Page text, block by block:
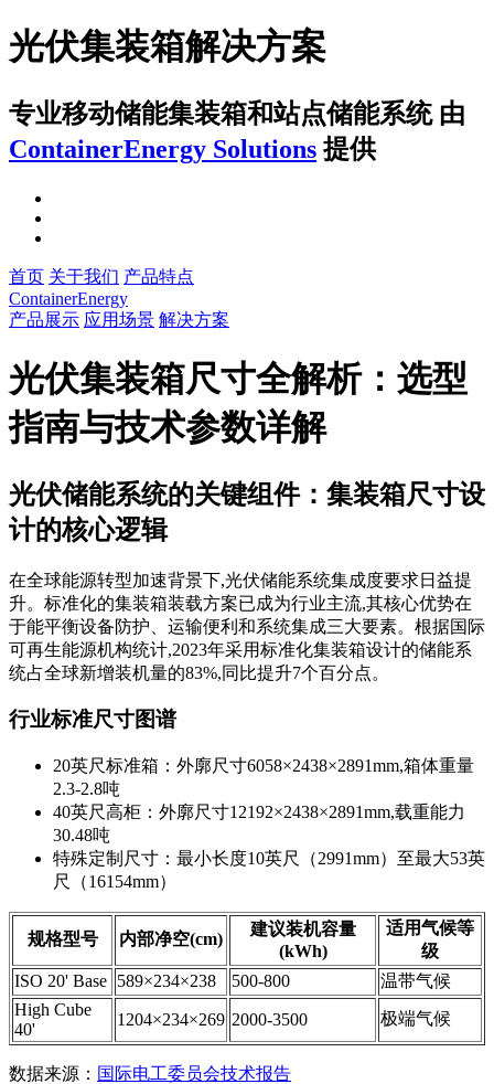
光伏集装箱解决方案
专业移动储能集装箱和站点储能系统 由
ContainerEnergy Solutions 提供
首页 关于我们 产品特点
ContainerEnergy
产品展示 应用场景 解决方案
光伏集装箱尺寸全解析：选型
指南与技术参数详解
光伏储能系统的关键组件：集装箱尺寸设
计的核心逻辑
在全球能源转型加速背景下,光伏储能系统集成度要求日益提
升。标准化的集装箱装载方案已成为行业主流,其核心优势在
于能平衡设备防护、运输便利和系统集成三大要素。根据国际
可再生能源机构统计,2023年采用标准化集装箱设计的储能系
统占全球新增装机量的83%,同比提升7个百分点。
行业标准尺寸图谱
20英尺标准箱：外廓尺寸6058×2438×2891mm,箱体重量
2.3-2.8吨
40英尺高柜：外廓尺寸12192×2438×2891mm,载重能力
30.48吨
特殊定制尺寸：最小长度10英尺（2991mm）至最大53英
尺（16154mm）
规格型号 内部净空(cm)
建议装机容量
(kWh)
适用气候等
级
ISO 20' Base 589×234×238 500-800
温带气候
High Cube
40'
1204×234×269 2000-3500 极端气候
数据来源： 国际电工委员会技术报告